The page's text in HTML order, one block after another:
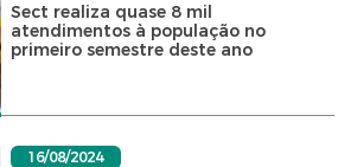
Sect realiza quase 8 mil
atendimentos à população no
primeiro semestre deste ano
16/08/2024